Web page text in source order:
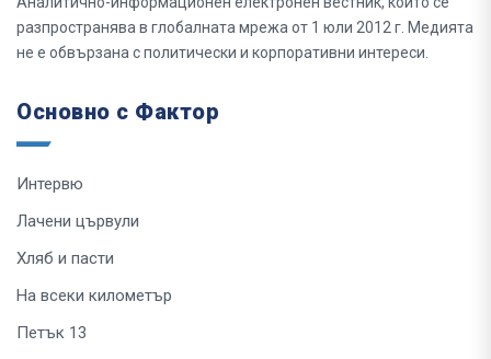
разпространява в глобалната мрежа от 1 юли 2012 г. Медията
не е обвързана с политически и корпоративни интереси.
Основно с Фактор
Интервю
Лачени цървули
Хляб и пасти
На всеки километър
Петък 13